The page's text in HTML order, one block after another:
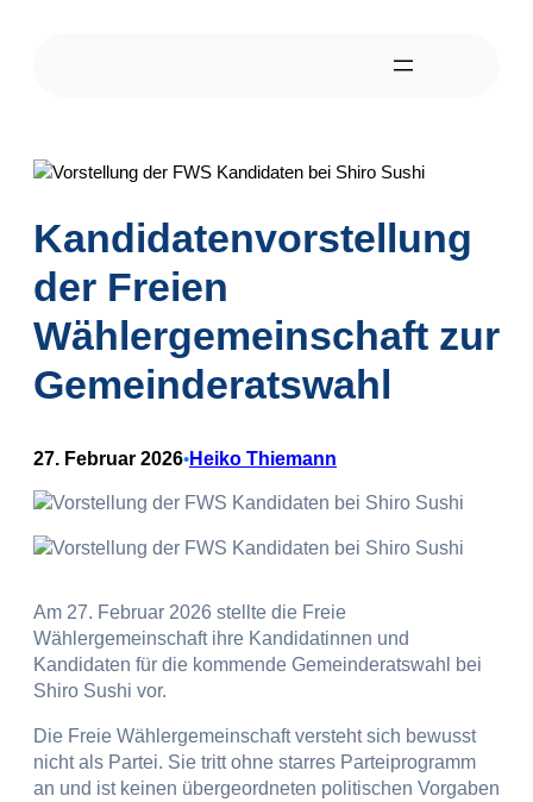
Kandidatenvorstellung
der Freien
Wählergemeinschaft zur
Gemeinderatswahl
27. Februar 2026•Heiko Thiemann
Am 27. Februar 2026 stellte die Freie
Wählergemeinschaft ihre Kandidatinnen und
Kandidaten für die kommende Gemeinderatswahl bei
Shiro Sushi vor.
Die Freie Wählergemeinschaft versteht sich bewusst
nicht als Partei. Sie tritt ohne starres Parteiprogramm
an und ist keinen übergeordneten politischen Vorgaben